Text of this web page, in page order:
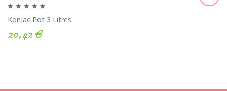
Konjac Pot 3 Litres
20,42 €